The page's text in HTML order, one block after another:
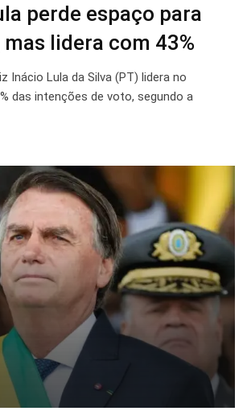
perde espaço para
lidera com 43%
Inácio Lula da Silva (PT) lidera no
das intenções de voto, segundo a